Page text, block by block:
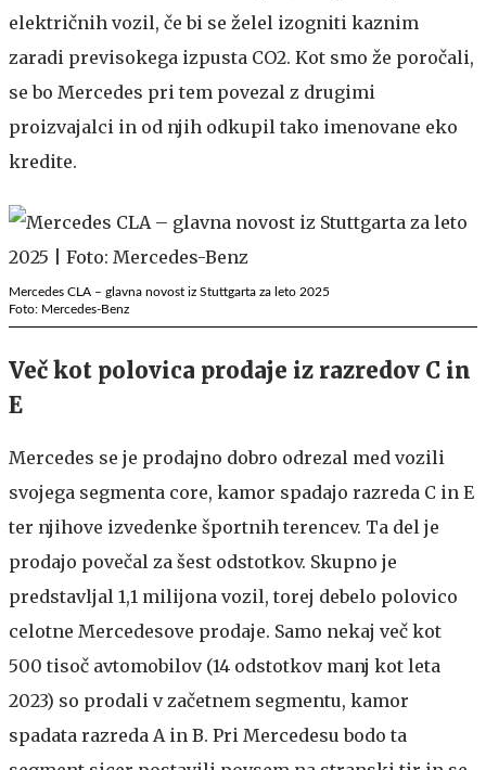
električnih vozil, če bi se želel izogniti kaznim
zaradi previsokega izpusta CO2. Kot smo že poročali,
se bo Mercedes pri tem povezal z drugimi
proizvajalci in od njih odkupil tako imenovane eko
kredite.
Mercedes CLA – glavna novost iz Stuttgarta za leto 2025
Foto: Mercedes-Benz
Več kot polovica prodaje iz razredov C in
E
Mercedes se je prodajno dobro odrezal med vozili
svojega segmenta core, kamor spadajo razreda C in E
ter njihove izvedenke športnih terencev. Ta del je
prodajo povečal za šest odstotkov. Skupno je
predstavljal 1,1 milijona vozil, torej debelo polovico
celotne Mercedesove prodaje. Samo nekaj več kot
500 tisoč avtomobilov (14 odstotkov manj kot leta
2023) so prodali v začetnem segmentu, kamor
spadata razreda A in B. Pri Mercedesu bodo ta